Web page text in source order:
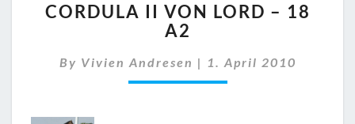
II
VON
–
18
CORDULA II VON LORD – 18
A2
By Vivien Andresen | 1. April 2010